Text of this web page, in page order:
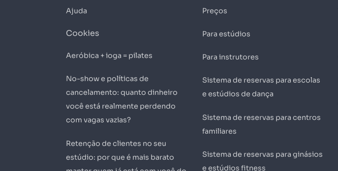
Ajuda
Cookies
Aeróbica + ioga = pilates
No-show e políticas de
cancelamento: quanto dinheiro
você está realmente perdendo
com vagas vazias?
Retenção de clientes no seu
estúdio: por que é mais barato
Preços
Para estúdios
Para instrutores
Sistema de reservas para escolas
e estúdios de dança
Sistema de reservas para centros
familiares
Sistema de reservas para ginásios
e estúdios fitness